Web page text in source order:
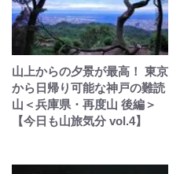
山上からの夕景が最高！ 東京
から日帰り可能な神戸の難読
山＜兵庫県・再度山 後編＞
【今日も山旅気分 vol.4】